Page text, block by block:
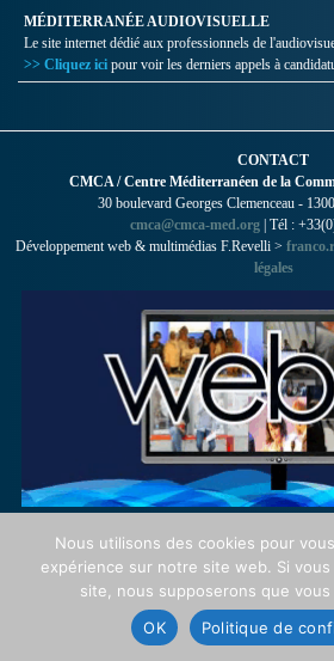
MÉDITERRANÉE AUDIOVISUELLE
Le site internet dédié aux professionnels de
>> Cliquez ici pour voir les derniers appels à
CONTACT
CMCA / Centre Méditerranéen de la
30 boulevard Georges Clemenceau -
cmca@cmca-med.org | Tél :
Développement web & multimédias F.Revelli >
légales
Nous utilisons des cookies pour
expérience sur notre site web. Si
site, nous supposerons que
OK
Politique de